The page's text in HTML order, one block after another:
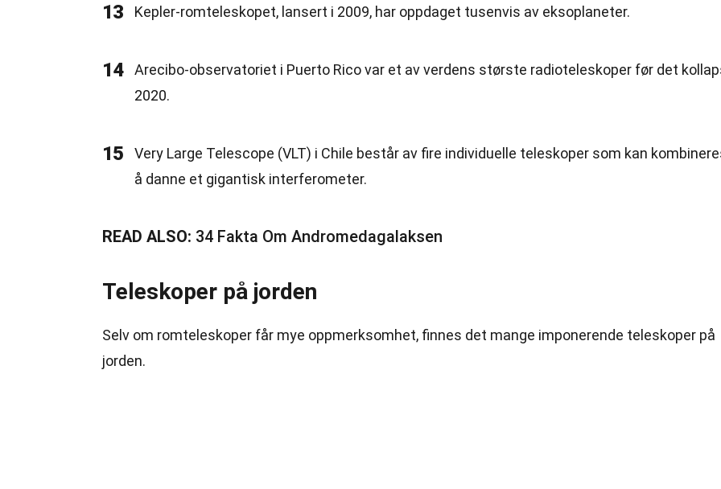
13 Kepler-romteleskopet, lansert i 2009, har oppdaget tusenvis av eksoplaneter.
14
Arecibo-observatoriet i Puerto Rico var et av verdens største radioteleskoper før det
2020.
15
Very Large Telescope (VLT) i Chile består av fire individuelle teleskoper som kan
å danne et gigantisk interferometer.
READ ALSO: 34 Fakta Om Andromedagalaksen
Teleskoper på jorden
Selv om romteleskoper får mye oppmerksomhet, finnes det mange imponerende teleskoper på
jorden.